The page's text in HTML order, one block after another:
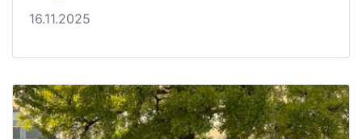
16.11.2025